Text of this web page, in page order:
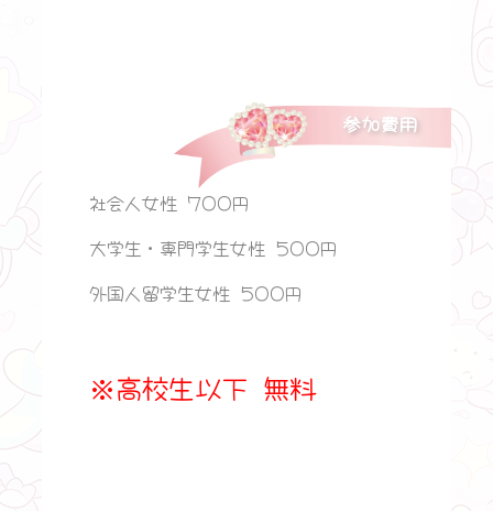
参加費用
社会人女性 700円
大学生・専門学生女性 500円
外国人留学生女性 500円
※高校生以下 無料